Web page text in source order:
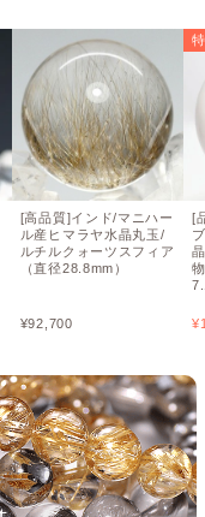
[高品質]インド/マニハー
ル産ヒマラヤ水晶丸玉/
ルチルクォーツスフィア
（直径28.8mm）
¥92,700
[
¥